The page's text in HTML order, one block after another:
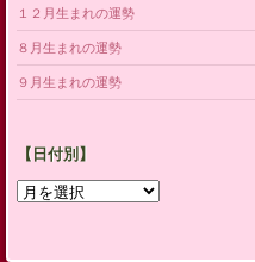
１２月生まれの運勢
８月生まれの運勢
９月生まれの運勢
【日付別】
【日